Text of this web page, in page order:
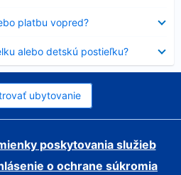
platbu vopred?
alebo detskú postieľku?
ubytovanie
poskytovania služieb
o ochrane súkromia